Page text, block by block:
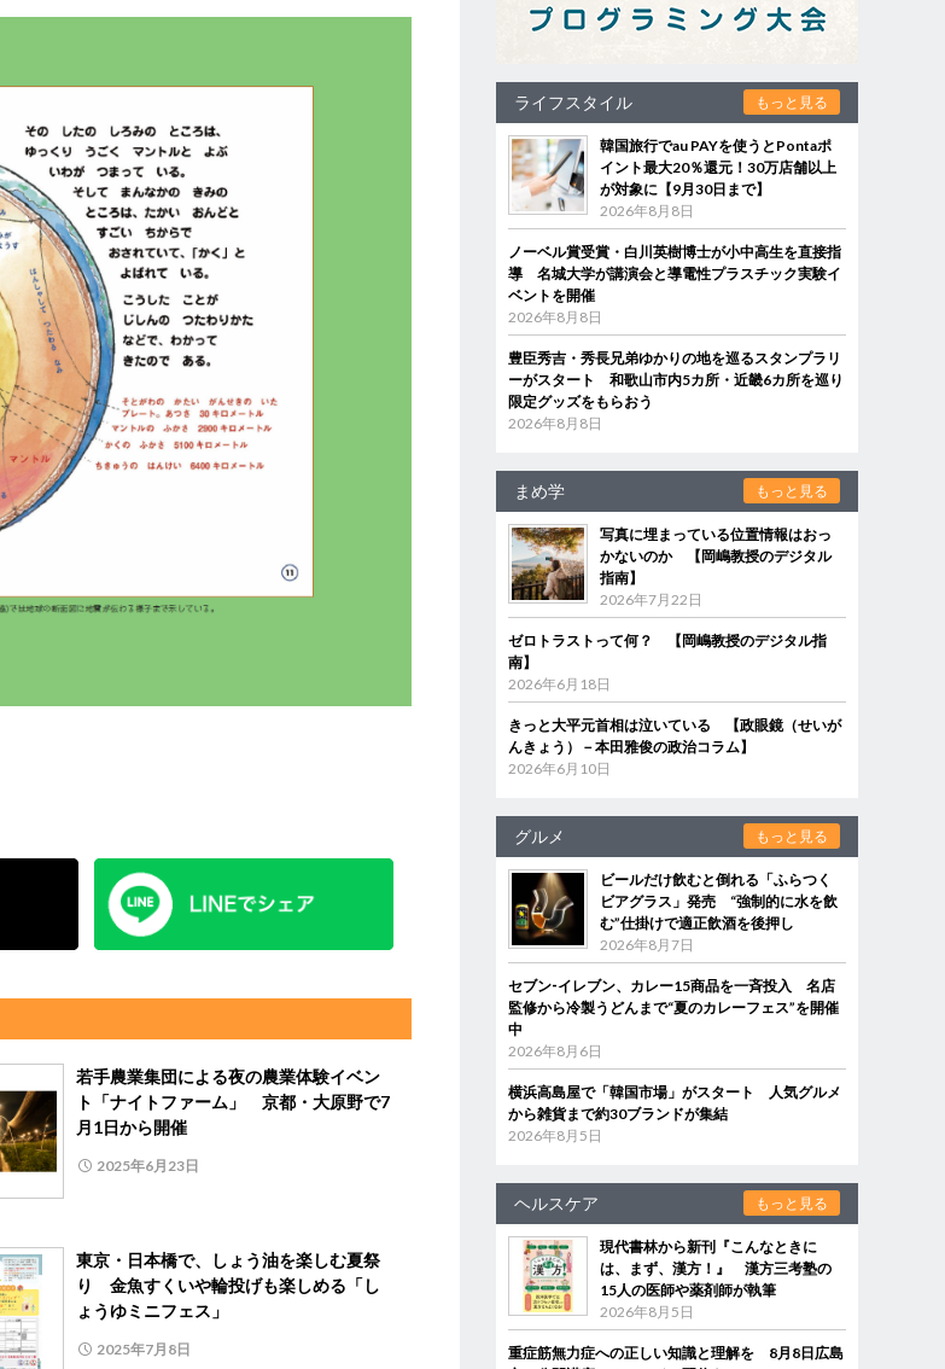
若手農業集団による夜の農業体験イベン
ト「ナイトファーム」 京都・大原野で7
月1日から開催
2025年6月23日
東京・日本橋で、しょう油を楽しむ夏祭
り 金魚すくいや輪投げも楽しめる「し
ょうゆミニフェス」
2025年7月8日
ライフスタイル もっと見る
韓国旅行でau PAYを使うとPontaポ
イント最大20％還元！30万店舗以上
が対象に【9月30日まで】
2026年8月8日
ノーベル賞受賞・白川英樹博士が小中高生を直接指
導 名城大学が講演会と導電性プラスチック実験イ
ベントを開催
2026年8月8日
豊臣秀吉・秀長兄弟ゆかりの地を巡るスタンプラリ
ーがスタート 和歌山市内5カ所・近畿6カ所を巡り
限定グッズをもらおう
2026年8月8日
まめ学 もっと見る
写真に埋まっている位置情報はおっ
かないのか 【岡嶋教授のデジタル
指南】
2026年7月22日
ゼロトラストって何？ 【岡嶋教授のデジタル指
南】
2026年6月18日
きっと大平元首相は泣いている 【政眼鏡（せいが
んきょう）－本田雅俊の政治コラム】
2026年6月10日
グルメ もっと見る
ビールだけ飲むと倒れる「ふらつく
ビアグラス」発売 “強制的に水を飲
む”仕掛けで適正飲酒を後押し
2026年8月7日
セブン‐イレブン、カレー15商品を一斉投入 名店
監修から冷製うどんまで“夏のカレーフェス”を開催
中
2026年8月6日
横浜高島屋で「韓国市場」がスタート 人気グルメ
から雑貨まで約30ブランドが集結
2026年8月5日
ヘルスケア もっと見る
現代書林から新刊『こんなときに
は、まず、漢方！』 漢方三考塾の
15人の医師や薬剤師が執筆
2026年8月5日
重症筋無力症への正しい知識と理解を 8月8日広島